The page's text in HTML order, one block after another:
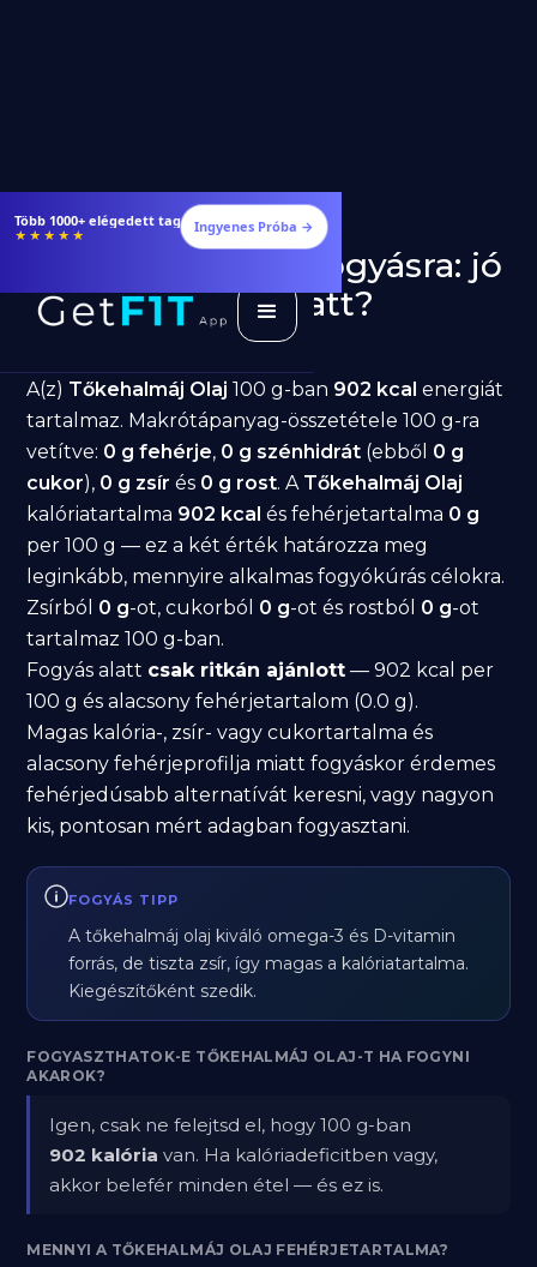
Több 1000+ elégedett tag
★★★★★ Ingyenes Próba →
Tőkehalmáj Olaj fogyásra: jó
választás diéta alatt?
A(z) Tőkehalmáj Olaj 100 g-ban 902 kcal energiát
tartalmaz. Makrótápanyag-összetétele 100 g-ra
vetítve: 0 g fehérje, 0 g szénhidrát (ebből 0 g
cukor), 0 g zsír és 0 g rost. A Tőkehalmáj Olaj
kalóriatartalma 902 kcal és fehérjetartalma 0 g
per 100 g — ez a két érték határozza meg
leginkább, mennyire alkalmas fogyókúrás célokra.
Zsírból 0 g-ot, cukorból 0 g-ot és rostból 0 g-ot
tartalmaz 100 g-ban.
Fogyás alatt csak ritkán ajánlott — 902 kcal per
100 g és alacsony fehérjetartalom (0.0 g).
Magas kalória-, zsír- vagy cukortartalma és
alacsony fehérjeprofilja miatt fogyáskor érdemes
fehérjedúsabb alternatívát keresni, vagy nagyon
kis, pontosan mért adagban fogyasztani.
FOGYÁS TIPP
A tőkehalmáj olaj kiváló omega-3 és D-vitamin
forrás, de tiszta zsír, így magas a kalóriatartalma.
Kiegészítőként szedik.
FOGYASZTHATOK-E TŐKEHALMÁJ OLAJ-T HA FOGYNI
AKAROK?
Igen, csak ne felejtsd el, hogy 100 g-ban
902 kalória van. Ha kalóriadeficitben vagy,
akkor belefér minden étel — és ez is.
MENNYI A TŐKEHALMÁJ OLAJ FEHÉRJETARTALMA?